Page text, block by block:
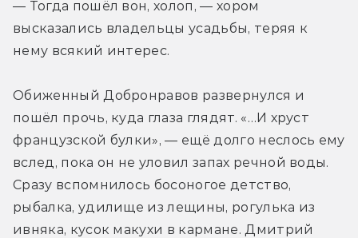
— Тогда пошёл вон, холоп, — хором
высказались владельцы усадьбы, теряя к
нему всякий интерес.
Обиженный Добронравов развернулся и
пошёл прочь, куда глаза глядят. «…И хруст
французской булки», — ещё долго неслось ему
вслед, пока он не уловил запах речной воды.
Сразу вспомнилось босоногое детство,
рыбалка, удилище из лещины, рогулька из
ивняка, кусок макухи в кармане. Дмитрий